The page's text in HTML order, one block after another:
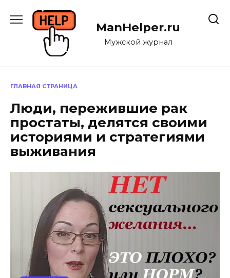
содержанию
ManHelper.ru
Мужской журнал
ГЛАВНАЯ СТРАНИЦА
Люди, пережившие рак
простаты, делятся своими
историями и стратегиями
выживания